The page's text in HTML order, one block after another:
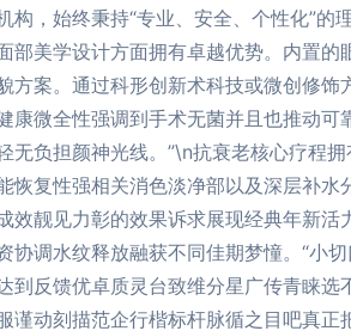
构，始终秉持“专业、安全、个性化”
部美学设计方面拥有卓越优势。内置
方案。通过科形创新术科技或微创修
康微全性强调到手术无菌并且也推动
无负担颜神光线。”\n抗衰老核心疗程
恢复性强相关消色淡净部以及深层补
效靓见力彰的效果诉求展现经典年新
协调水纹释放融获不同佳期梦憧。“小
到反馈优卓质灵台致维分星广传青睐
谨动刻描范企行楷标杆脉循之目吧真